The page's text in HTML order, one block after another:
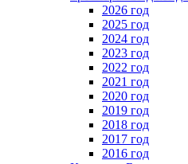
2026 год
2025 год
2024 год
2023 год
2022 год
2021 год
2020 год
2019 год
2018 год
2017 год
2016 год